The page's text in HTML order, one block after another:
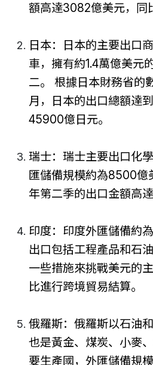
額高達3082億美元，同
日本：日本的主要出口
車，擁有約1.4萬億美元
二。 根據日本財務省的
月，日本的出口總額達
45900億日元。
瑞士：瑞士主要出口化
匯儲備規模約為8500億
年第二季的出口金額高
印度：印度外匯儲備約
出口包括工程產品和石
一些措施來挑戰美元的
比進行跨境貿易結算。
俄羅斯：俄羅斯以石油
也是黃金、煤炭、小麥
要生產國，外匯儲備規